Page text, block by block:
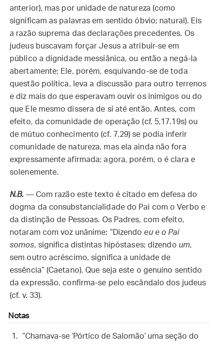
anterior), mas por unidade de natureza (como
significam as palavras em sentido óbvio; natural). Eis
a razão suprema das declarações precedentes. Os
judeus buscavam forçar Jesus a atribuir-se em
público a dignidade messiânica, ou então a negá-la
abertamente; Ele, porém, esquivando-se de toda
questão política, leva a discussão para outro terrenos
e diz mais do que esperavam ouvir os inimigos ou do
que Ele mesmo dissera de si até então. Antes, com
efeito, da comunidade de operação (cf. 5,17.19s) ou
de mútuo conhecimento (cf. 7,29) se podia inferir
comunidade de natureza, mas ela ainda não fora
expressamente afirmada; agora, porém, o é clara e
solenemente.
N.B. — Com razão este texto é citado em defesa do
dogma da consubstancialidade do Pai com o Verbo e
da distinção de Pessoas. Os Padres, com efeito,
notaram com voz unânime: “Dizendo eu e o Pai
somos, significa distintas hipóstases; dizendo um,
sem outro acréscimo, significa a unidade de
essência” (Caetano). Que seja este o genuíno sentido
da expressão, confirma-se pelo escândalo dos judeus
(cf. v. 33).
Notas
“Chamava-se ‘Pórtico de Salomão’ uma seção do